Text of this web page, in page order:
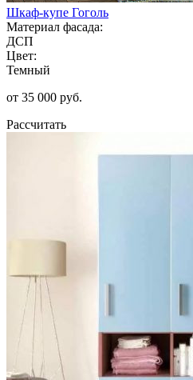
Шкаф-купе Гоголь
Материал фасада:
ДСП
Цвет:
Темный
от 35 000 руб.
Рассчитать